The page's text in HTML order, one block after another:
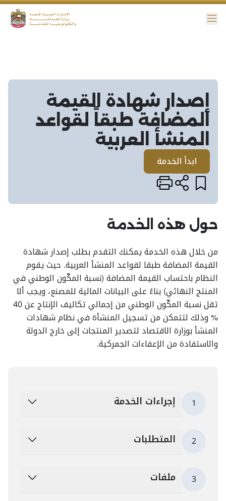
إصدار شهادة القيمة
المضافة طبقاً لقواعد
المنشأ العربية
ابدأ الخدمة
حول هذه الخدمة
من خلال هذه الخدمة يمكنك التقدم بطلب إصدار شهادة
القيمة المضافة طبقا لقواعد المنشأ العربية. حيث يقوم
النظام باحتساب القيمة المضافة (نسبة المكّون الوطني في
المنتج النهائي) بناءً على البيانات المالية للمصنع، ويجب ألا
تقل نسبة المكّون الوطني من إجمالي تكاليف الإنتاج عن 40
% وذلك لتتمكن من تسجيل المنشأة في نظام شهادات
المنشأ بوزارة الاقتصاد لتصدير المنتجات إلى خارج الدولة
والاستفادة من الإعفاءات الجمركية.
1 إجراءات الخدمة
2 المتطلبات
3 ملفات